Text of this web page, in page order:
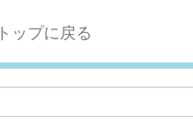
トップに戻る